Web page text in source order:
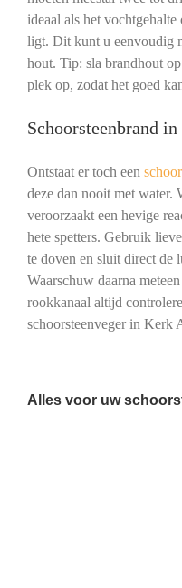
ideaal als het
ligt. Dit kunt u eenvoudig
hout. Tip: sla brandhout
plek op, zodat het goed
Schoorsteenbrand
Ontstaat er toch een
deze dan nooit met water.
veroorzaakt een hevige
hete spetters. Gebruik
te doven en sluit direct de
Waarschuw daarna
rookkanaal altijd
schoorsteenveger in Kerk
Alles voor uw